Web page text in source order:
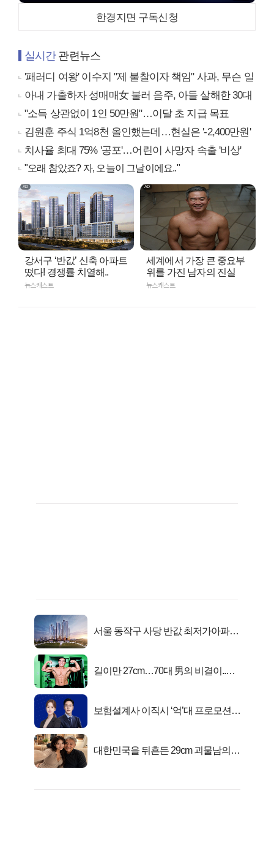
한경지면 구독신청
실시간관련뉴스
'패러디 여왕' 이수지 "제 불찰이자 책임" 사과, 무슨 일
아내 가출하자 성매매女 불러 음주, 아들 살해한 30대
"소득 상관없이 1인 50만원"…이달 초 지급 목표
김원훈 주식 1억8천 올인했는데…현실은 '-2,400만원'
치사율 최대 75% '공포'…어린이 사망자 속출 '비상'
"오래 참았죠? 자, 오늘이 그날이에요.."
강서구 ‘반값’ 신축 아파트
떴다! 경쟁률 치열해..
뉴스캐스트
세계에서 가장 큰 중요부
위를 가진 남자의 진실
뉴스캐스트
서울 동작구 사당 반값 최저가아파트
길이만 27cm…70대 男의 비결이..충
보험설계사 이직시 ‘억’대 프로모션!
대한민국을 뒤흔든 29cm 괴물남의